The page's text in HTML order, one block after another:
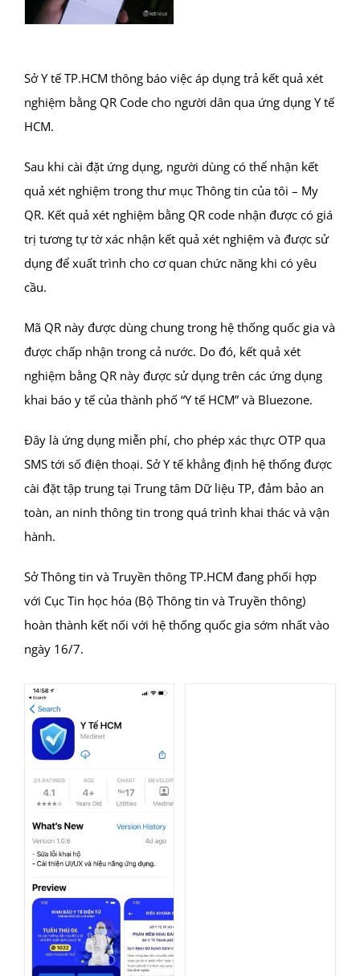
Sở Y tế TP.HCM thông báo việc áp dụng trả kết quả xét
nghiệm bằng QR Code cho người dân qua ứng dụng Y tế
HCM.
Sau khi cài đặt ứng dụng, người dùng có thể nhận kết
quả xét nghiệm trong thư mục Thông tin của tôi – My
QR. Kết quả xét nghiệm bằng QR code nhận được có giá
trị tương tự tờ xác nhận kết quả xét nghiệm và được sử
dụng để xuất trình cho cơ quan chức năng khi có yêu
cầu.
Mã QR này được dùng chung trong hệ thống quốc gia và
được chấp nhận trong cả nước. Do đó, kết quả xét
nghiệm bằng QR này được sử dụng trên các ứng dụng
khai báo y tế của thành phố “Y tế HCM” và Bluezone.
Đây là ứng dụng miễn phí, cho phép xác thực OTP qua
SMS tới số điện thoại. Sở Y tế khẳng định hệ thống được
cài đặt tập trung tại Trung tâm Dữ liệu TP, đảm bảo an
toàn, an ninh thông tin trong quá trình khai thác và vận
hành.
Sở Thông tin và Truyền thông TP.HCM đang phối hợp
với Cục Tin học hóa (Bộ Thông tin và Truyền thông)
hoàn thành kết nối với hệ thống quốc gia sớm nhất vào
ngày 16/7.